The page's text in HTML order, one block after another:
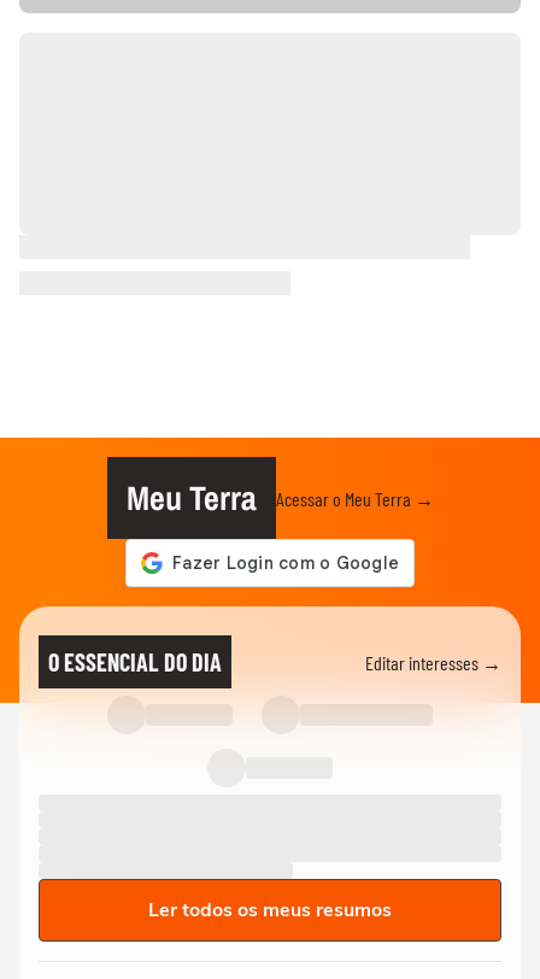
Meu Terra Acessar o Meu Terra →
O ESSENCIAL DO DIA Editar interesses →
Ler todos os meus resumos